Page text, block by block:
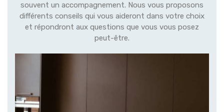
souvent un accompagnement. Nous vous proposons
différents conseils qui vous aideront dans votre choix
et répondront aux questions que vous vous posez
peut-être.